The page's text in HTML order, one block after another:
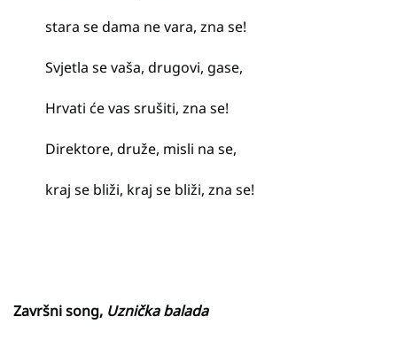
stara se dama ne vara, zna se!
Svjetla se vaša, drugovi, gase,
Hrvati će vas srušiti, zna se!
Direktore, druže, misli na se,
kraj se bliži, kraj se bliži, zna se!
Završni song, Uznička balada